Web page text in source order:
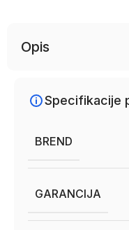
Opis
Specifikacije
BREND
GARANCIJA